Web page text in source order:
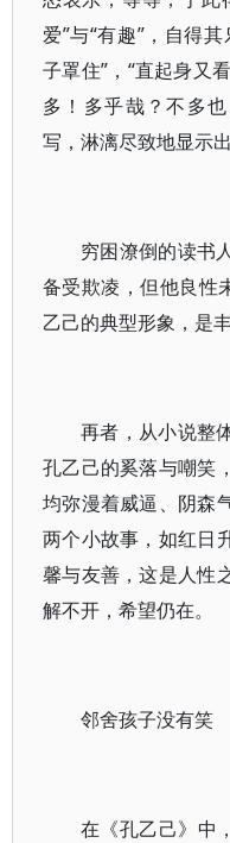
爱”与“有趣”，自得
子罩住”，“直起身又
多！多乎哉？不多
写，淋漓尽致地显示出
穷困潦倒的读书
备受欺凌，但他良性
乙己的典型形象，是
再者，从小说整
孔乙己的奚落与嘲笑
均弥漫着威逼、阴森
两个小故事，如红日
馨与友善，这是人性
解不开，希望仍在。
邻舍孩子没有笑
在《孔乙己》中